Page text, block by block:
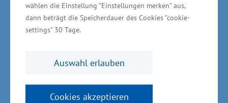
wählen die Einstellung "Einstellungen merken" aus,
dann beträgt die Speicherdauer des Cookies "cookie-
settings" 30 Tage.
Auswahl erlauben
Cookies akzeptieren
Wohnwagen auf Campingplätzen vereinfacht
und gegebenenfalls ermöglicht werden“, so
Meyer im Landtag weiter. Für
Qualitätskriterien baurechtlich zu
gewährleisten und ein eigener Abschnitt in der
CWVO-MV mit Mindeststandards zur Ver- und